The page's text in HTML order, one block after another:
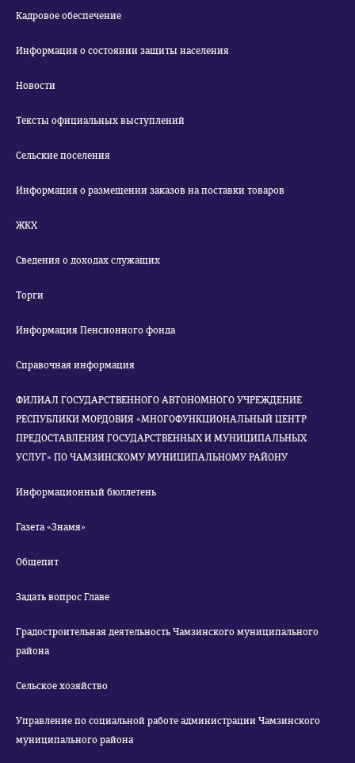
Кадровое обеспечение
Информация о состоянии защиты населения
Новости
Тексты официальных выступлений
Сельские поселения
Информация о размещении заказов на поставки товаров
ЖКХ
Сведения о доходах служащих
Торги
Информация Пенсионного фонда
Справочная информация
ФИЛИАЛ ГОСУДАРСТВЕННОГО АВТОНОМНОГО УЧРЕЖДЕНИЕ
РЕСПУБЛИКИ МОРДОВИЯ «МНОГОФУНКЦИОНАЛЬНЫЙ ЦЕНТР
ПРЕДОСТАВЛЕНИЯ ГОСУДАРСТВЕННЫХ И МУНИЦИПАЛЬНЫХ
УСЛУГ» ПО ЧАМЗИНСКОМУ МУНИЦИПАЛЬНОМУ РАЙОНУ
Информационный бюллетень
Газета «Знамя»
Общепит
Задать вопрос Главе
Градостроительная деятельность Чамзинского муниципального
района
Сельское хозяйство
Управление по социальной работе администрации Чамзинского
муниципального района